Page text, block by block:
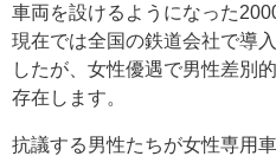
車両を設けるようになった
現在では全国の鉄道会社で導
したが、女性優遇で男性差別
存在します。
抗議する男性たちが女性専用